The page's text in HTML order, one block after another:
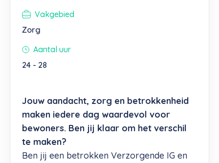
Vakgebied
Zorg
Aantal uur
24 - 28
Jouw aandacht, zorg en betrokkenheid
maken iedere dag waardevol voor
bewoners. Ben jij klaar om het verschil
te maken?
Ben jij een betrokken Verzorgende IG en